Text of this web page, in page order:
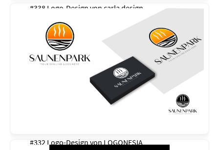
#338 Logo-Design von carla design
#332 Logo-Design vonLOGONESIA